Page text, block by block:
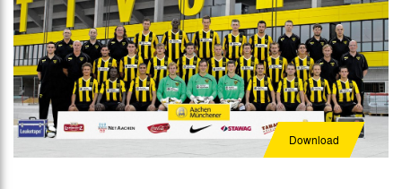
Download